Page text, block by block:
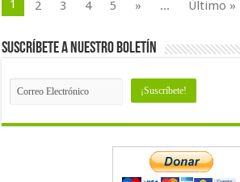
1 2 3 4 5 » ... Último »
Suscríbete a nuestro Boletín